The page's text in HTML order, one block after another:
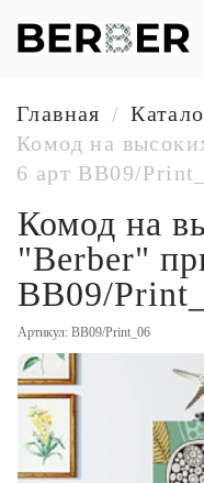
Главная /
Комод на
6 арт BB09/
Комод на
"Berber"
BB09/
Артикул: BB09/Print_06